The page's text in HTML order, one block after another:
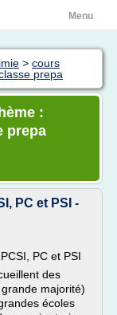
Menu
> cours
prepa
:
prepa
PC et PSI -
PC et PSI
des
majorité)
écoles